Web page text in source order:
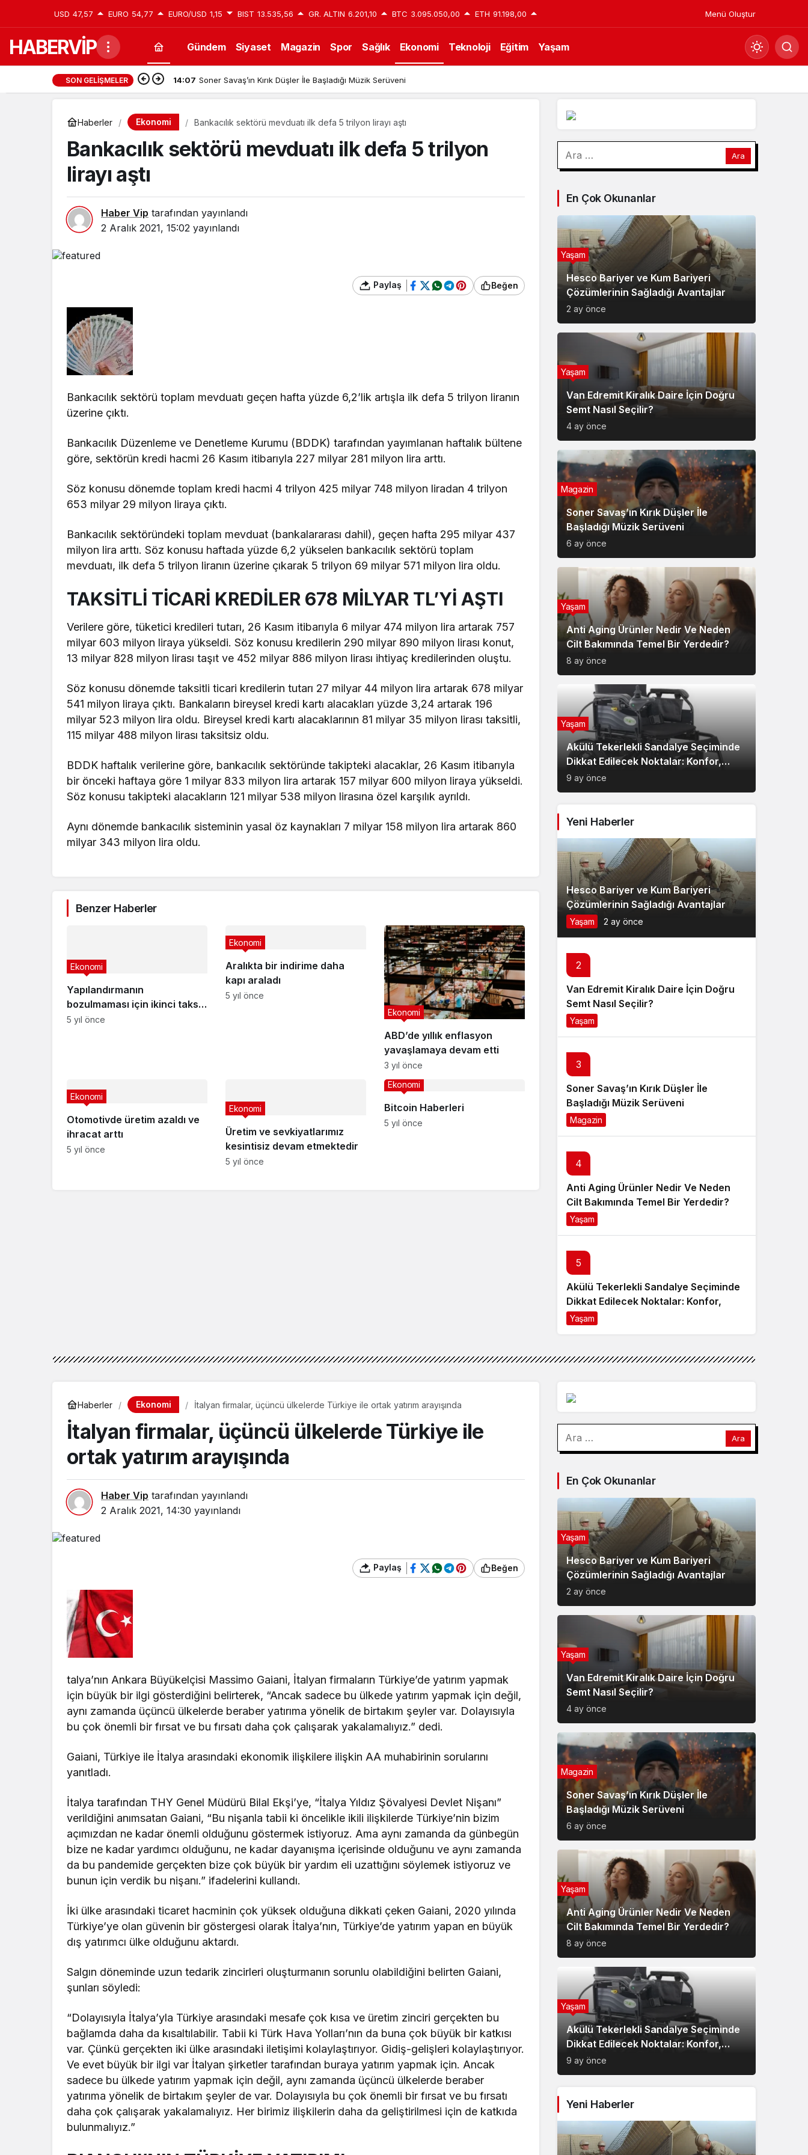
USD 47,57 EURO 54,77 EURO/USD 1,15 BIST 13.535,56 GR. ALTIN 6.201,10 BTC 3.095.050,00 ETH 91.198,00 Menü Oluştur
HABERVİP Gündem Siyaset Magazin Spor Sağlık Ekonomi Teknoloji Eğitim Yaşam
Mod
değiştir
Gece modunu seçin.
Sistem Modu
Sistem modunu seçin.
SON GELIŞMELER 14:07 Soner Savaş’ın Kırık Düşler İle Başladığı Müzik Serüveni
Haberler Ekonomi Bankacılık sektörü mevduatı ilk defa 5 trilyon lirayı aştı
Bankacılık sektörü mevduatı ilk defa 5 trilyon
lirayı aştı
Haber Vip tarafından yayınlandı
2 Aralık 2021, 15:02 yayınlandı
Paylaş Beğen
Bankacılık sektörü toplam mevduatı geçen hafta yüzde 6,2’lik artışla ilk defa 5 trilyon liranın
üzerine çıktı.
Bankacılık Düzenleme ve Denetleme Kurumu (BDDK) tarafından yayımlanan haftalık bültene
göre, sektörün kredi hacmi 26 Kasım itibarıyla 227 milyar 281 milyon lira arttı.
Söz konusu dönemde toplam kredi hacmi 4 trilyon 425 milyar 748 milyon liradan 4 trilyon
653 milyar 29 milyon liraya çıktı.
Bankacılık sektöründeki toplam mevduat (bankalararası dahil), geçen hafta 295 milyar 437
milyon lira arttı. Söz konusu haftada yüzde 6,2 yükselen bankacılık sektörü toplam
mevduatı, ilk defa 5 trilyon liranın üzerine çıkarak 5 trilyon 69 milyar 571 milyon lira oldu.
TAKSİTLİ TİCARİ KREDİLER 678 MİLYAR TL’Yİ AŞTI
Verilere göre, tüketici kredileri tutarı, 26 Kasım itibarıyla 6 milyar 474 milyon lira artarak 757
milyar 603 milyon liraya yükseldi. Söz konusu kredilerin 290 milyar 890 milyon lirası konut,
13 milyar 828 milyon lirası taşıt ve 452 milyar 886 milyon lirası ihtiyaç kredilerinden oluştu.
Söz konusu dönemde taksitli ticari kredilerin tutarı 27 milyar 44 milyon lira artarak 678 milyar
541 milyon liraya çıktı. Bankaların bireysel kredi kartı alacakları yüzde 3,24 artarak 196
milyar 523 milyon lira oldu. Bireysel kredi kartı alacaklarının 81 milyar 35 milyon lirası taksitli,
115 milyar 488 milyon lirası taksitsiz oldu.
BDDK haftalık verilerine göre, bankacılık sektöründe takipteki alacaklar, 26 Kasım itibarıyla
bir önceki haftaya göre 1 milyar 833 milyon lira artarak 157 milyar 600 milyon liraya yükseldi.
Söz konusu takipteki alacakların 121 milyar 538 milyon lirasına özel karşılık ayrıldı.
Aynı dönemde bankacılık sisteminin yasal öz kaynakları 7 milyar 158 milyon lira artarak 860
milyar 343 milyon lira oldu.
Benzer Haberler
Yapılandırmanın
bozulmaması için ikinci taksit
ödemelerinde bugün son gün
Ekonomi
5 yıl önce
Aralıkta bir indirime daha
kapı araladı
Ekonomi
5 yıl önce
ABD’de yıllık enflasyon
yavaşlamaya devam etti
Ekonomi
3 yıl önce
Otomotivde üretim azaldı ve
ihracat arttı
Ekonomi
5 yıl önce
Üretim ve sevkiyatlarımız
kesintisiz devam etmektedir
Ekonomi
5 yıl önce
Bitcoin Haberleri
Ekonomi
5 yıl önce
En Çok Okunanlar
Hesco Bariyer ve Kum Bariyeri
Çözümlerinin Sağladığı Avantajlar
2 ay önce
Yaşam
Van Edremit Kiralık Daire İçin Doğru
Semt Nasıl Seçilir?
4 ay önce
Yaşam
Soner Savaş’ın Kırık Düşler İle
Başladığı Müzik Serüveni
6 ay önce
Magazin
Anti Aging Ürünler Nedir Ve Neden
Cilt Bakımında Temel Bir Yerdedir?
8 ay önce
Yaşam
Akülü Tekerlekli Sandalye Seçiminde
Dikkat Edilecek Noktalar: Konfor,
Güvenlik ve Doğru Model Tercihi
9 ay önce
Yaşam
Yeni Haberler
Hesco Bariyer ve Kum Bariyeri
Çözümlerinin Sağladığı Avantajlar
Yaşam 2 ay önce
2
Van Edremit Kiralık Daire İçin Doğru
Semt Nasıl Seçilir?
Yaşam
3
Soner Savaş’ın Kırık Düşler İle
Başladığı Müzik Serüveni
Magazin
4
Anti Aging Ürünler Nedir Ve Neden
Cilt Bakımında Temel Bir Yerdedir?
Yaşam
5
Akülü Tekerlekli Sandalye Seçiminde
Dikkat Edilecek Noktalar: Konfor,
Güvenlik ve Doğru Model Tercihi
Yaşam
Haberler Ekonomi İtalyan firmalar, üçüncü ülkelerde Türkiye ile ortak yatırım arayışında
İtalyan firmalar, üçüncü ülkelerde Türkiye ile
ortak yatırım arayışında
Haber Vip tarafından yayınlandı
2 Aralık 2021, 14:30 yayınlandı
Paylaş Beğen
talya’nın Ankara Büyükelçisi Massimo Gaiani, İtalyan firmaların Türkiye’de yatırım yapmak
için büyük bir ilgi gösterdiğini belirterek, “Ancak sadece bu ülkede yatırım yapmak için değil,
aynı zamanda üçüncü ülkelerde beraber yatırıma yönelik de birtakım şeyler var. Dolayısıyla
bu çok önemli bir fırsat ve bu fırsatı daha çok çalışarak yakalamalıyız.” dedi.
Gaiani, Türkiye ile İtalya arasındaki ekonomik ilişkilere ilişkin AA muhabirinin sorularını
yanıtladı.
İtalya tarafından THY Genel Müdürü Bilal Ekşi’ye, “İtalya Yıldız Şövalyesi Devlet Nişanı”
verildiğini anımsatan Gaiani, “Bu nişanla tabii ki öncelikle ikili ilişkilerde Türkiye’nin bizim
açımızdan ne kadar önemli olduğunu göstermek istiyoruz. Ama aynı zamanda da günbegün
bize ne kadar yardımcı olduğunu, ne kadar dayanışma içerisinde olduğunu ve aynı zamanda
da bu pandemide gerçekten bize çok büyük bir yardım eli uzattığını söylemek istiyoruz ve
bunun için verdik bu nişanı.” ifadelerini kullandı.
İki ülke arasındaki ticaret hacminin çok yüksek olduğuna dikkati çeken Gaiani, 2020 yılında
Türkiye’ye olan güvenin bir göstergesi olarak İtalya’nın, Türkiye’de yatırım yapan en büyük
dış yatırımcı ülke olduğunu aktardı.
Salgın döneminde uzun tedarik zincirleri oluşturmanın sorunlu olabildiğini belirten Gaiani,
şunları söyledi:
“Dolayısıyla İtalya’yla Türkiye arasındaki mesafe çok kısa ve üretim zinciri gerçekten bu
bağlamda daha da kısaltılabilir. Tabii ki Türk Hava Yolları’nın da buna çok büyük bir katkısı
var. Çünkü gerçekten iki ülke arasındaki iletişimi kolaylaştırıyor. Gidiş-gelişleri kolaylaştırıyor.
Ve evet büyük bir ilgi var İtalyan şirketler tarafından buraya yatırım yapmak için. Ancak
sadece bu ülkede yatırım yapmak için değil, aynı zamanda üçüncü ülkelerde beraber
yatırıma yönelik de birtakım şeyler de var. Dolayısıyla bu çok önemli bir fırsat ve bu fırsatı
daha çok çalışarak yakalamalıyız. Her birimiz ilişkilerin daha da geliştirilmesi için de katkıda
bulunmalıyız.”
En Çok Okunanlar
Hesco Bariyer ve Kum Bariyeri
Çözümlerinin Sağladığı Avantajlar
2 ay önce
Yaşam
Van Edremit Kiralık Daire İçin Doğru
Semt Nasıl Seçilir?
4 ay önce
Yaşam
Soner Savaş’ın Kırık Düşler İle
Başladığı Müzik Serüveni
6 ay önce
Magazin
Anti Aging Ürünler Nedir Ve Neden
Cilt Bakımında Temel Bir Yerdedir?
8 ay önce
Yaşam
Akülü Tekerlekli Sandalye Seçiminde
Dikkat Edilecek Noktalar: Konfor,
Güvenlik ve Doğru Model Tercihi
9 ay önce
Yaşam
Yeni Haberler